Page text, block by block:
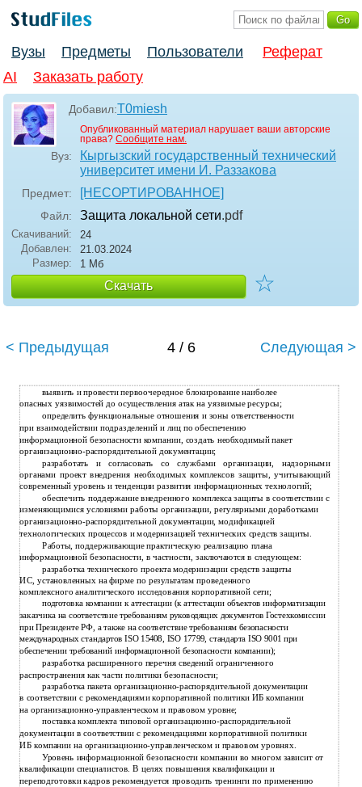
Вузы Предметы Пользователи
Реферат
AI
Заказать работу
Добавил:T0miesh
Опубликованный материал нарушает ваши авторские
права? Сообщите нам.
Вуз:
Кыргызский государственный технический
университет имени И. Раззакова
Предмет: [НЕСОРТИРОВАННОЕ]
Файл: Защита локальной сети.pdf
Скачиваний:
24
Добавлен:
21.03.2024
Размер:
1 Мб
Скачать ☆
< Предыдущая 4 / 6 Следующая >
выявить и провести первоочередное блокирование наиболее
опасных уязвимостей до осуществления атак на уязвимые ресурсы;
определить функциональные отношения и зоны ответственности
при взаимодействии подразделений и лиц по обеспечению
информационной безопасности компании, создать необходимый пакет
организационно-распорядительной документации;
разработать и согласовать со службами организации, надзорными
органами проект внедрения необходимых комплексов защиты, учитывающий
современный уровень и тенденции развития информационных технологий;
обеспечить поддержание внедренного комплекса защиты в соответствии с
изменяющимися условиями работы организации, регулярными доработками
организационно-распорядительной документации, модификацией
технологических процессов и модернизацией технических средств защиты.
Работы, поддерживающие практическую реализацию плана
информационной безопасности, в частности, заключаются в следующем:
разработка технического проекта модернизации средств защиты
ИС, установленных на фирме по результатам проведенного
комплексного аналитического исследования корпоративной сети;
подготовка компании к аттестации (к аттестации объектов информатизации
заказчика на соответствие требованиям руководящих документов Гостехкомиссии
при Президенте РФ, а также на соответствие требованиям безопасности
международных стандартов ISO 15408, ISO 17799, стандарта ISO 9001 при
обеспечении требований информационной безопасности компании);
разработка расширенного перечня сведений ограниченного
распространения как части политики безопасности;
разработка пакета организационно-распорядительной документации
в соответствии с рекомендациями корпоративной политики ИБ компании
на организационно-управленческом и правовом уровне;
поставка комплекта типовой организационно-распорядительной
документации в соответствии с рекомендациями корпоративной политики
ИБ компании на организационно-управленческом и правовом уровнях.
Уровень информационной безопасности компании во многом зависит от
квалификации специалистов. В целях повышения квалификации и
переподготовки кадров рекомендуется проводить тренинги по применению